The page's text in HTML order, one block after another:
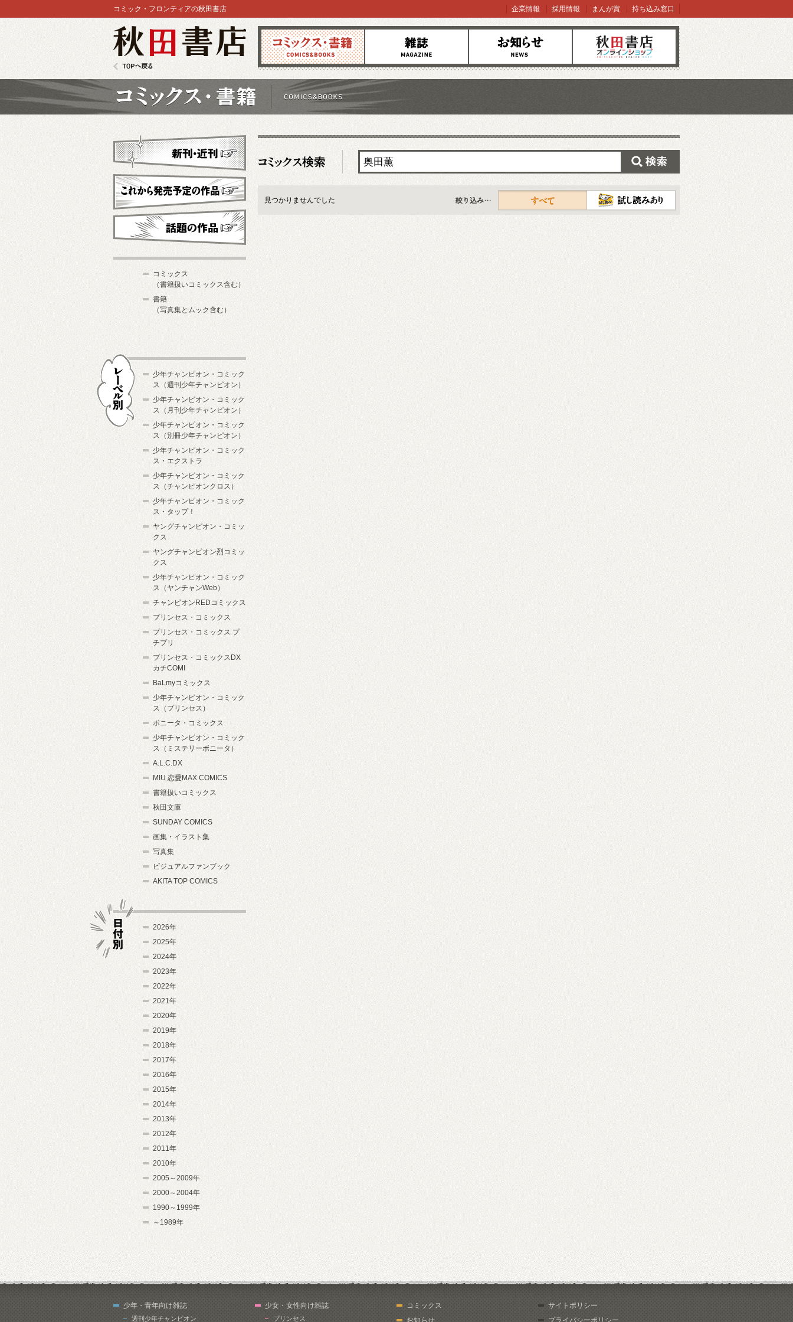
コミックス 雑誌 お知らせ オンラインショップ
コミック・フロンティアの秋田書店 企業情報 採用情報 まんが賞 持ち込み窓口
見つかりませんでした
すべて
新刊・近刊
これから発売予定
コミックス
（書籍扱いコミックス含む）
書籍
（写真集とムック含む）
少年チャンピオン・コミック
ス（週刊少年チャンピオン）
少年チャンピオン・コミック
ス（月刊少年チャンピオン）
少年チャンピオン・コミック
ス（別冊少年チャンピオン）
少年チャンピオン・コミック
ス・エクストラ
少年チャンピオン・コミック
ス（チャンピオンクロス）
少年チャンピオン・コミック
ス・タップ！
ヤングチャンピオン・コミッ
クス
ヤングチャンピオン烈コミッ
クス
少年チャンピオン・コミック
ス（ヤンチャンWeb）
チャンピオンREDコミックス
プリンセス・コミックス
プリンセス・コミックス プ
チプリ
プリンセス・コミックスDX
カチCOMI
BaLmyコミックス
少年チャンピオン・コミック
ス（プリンセス）
ボニータ・コミックス
少年チャンピオン・コミック
ス（ミステリーボニータ）
A.L.C.DX
MIU 恋愛MAX COMICS
書籍扱いコミックス
秋田文庫
SUNDAY COMICS
画集・イラスト集
写真集
ビジュアルファンブック
AKITA TOP COMICS
2026年
2025年
2024年
2023年
2022年
2021年
2020年
2019年
2018年
2017年
2016年
2015年
2014年
2013年
2012年
2011年
2010年
2005～2009年
2000～2004年
1990～1999年
～1989年
少年・青年向け雑誌
週刊少年チャンピオン
少女・女性向け雑誌
プリンセス
コミックス
お知らせ
サイトポリシー
プライバシーポリシー